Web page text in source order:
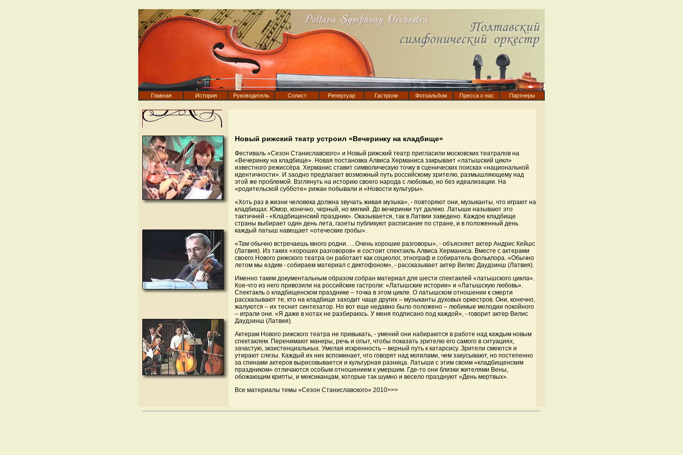
Главная История Руководитель Солист Репертуар Гастроли Фотоальбом Пресса о нас Партнеры
Новый рижский театр устроил «Вечеринку на кладбище»
Фестиваль «Сезон Станиславского» и Новый рижский театр пригласили московских театралов на
«Вечеринку на кладбище». Новая постановка Алвиса Херманиса закрывает «латышский цикл»
известного режиссёра. Херманис ставит символическую точку в сценических поисках «национальной
идентичности». И заодно предлагает возможный путь российскому зрителю, размышляющему над
этой же проблемой. Взглянуть на историю своего народа с любовью, но без идеализации. На
«родительской субботе» рижан побывали и «Новости культуры».
«Хоть раз в жизни человека должна звучать живая музыка», - повторяют они, музыканты, что играют на
кладбищах. Юмор, конечно, черный, но мягкий. До вечеринки тут далеко. Латыши называют это
тактичней - «Кладбищенский праздник». Оказывается, так в Латвии заведено. Каждое кладбище
страны выбирает один день лета, газеты публикуют расписание по стране, и в положенный день
каждый латыш навещает «отеческие гробы».
«Там обычно встречаешь много родни. …Очень хорошие разговоры», - объясняет актер Андрис Кейшс
(Латвия). Из таких «хороших разговоров» и состоит спектакль Алвиса Херманиса. Вместе с актерами
своего Нового рижского театра он работает как социолог, этнограф и собиратель фольклора. «Обычно
летом мы ездим - собираем материал с диктофоном», - рассказывает актер Вилис Даудзинш (Латвия).
Именно таким документальным образом собран материал для шести спектаклей «латышского цикла».
Кое-что из него привозили на российские гастроли: «Латышские истории» и «Латышскую любовь».
Спектакль о кладбищенском празднике – точка в этом цикле. О латышском отношении к смерти
рассказывают те, кто на кладбище заходит чаще других – музыканты духовых оркестров. Они, конечно,
жалуются – их теснит синтезатор. Но вот еще недавно было положено – любимые мелодии покойного
– играли они. «Я даже в нотах не разбираюсь. У меня подписано под каждой», - говорит актер Вилис
Даудзинш (Латвия).
Актерам Нового рижского театра не привыкать, - умений они набираются в работе над каждым новым
спектаклем. Перенимают манеры, речь и опыт, чтобы показать зрителю его самого в ситуациях,
зачастую, экзистенциальных. Умелая искренность – верный путь к катарсису. Зрители смеются и
утирают слезы. Каждый их них вспоминает, что говорят над могилами, чем закусывают, но постепенно
за спинами актеров вырисовывается и культурная разница. Латыши с этим своим «кладбищенским
праздником» отличаются особым отношением к умершим. Где-то они близки жителями Вены,
обожающим крипты, и мексиканцам, которые так шумно и весело празднуют «День мертвых».
Все материалы темы «Сезон Станиславского» 2010>>>